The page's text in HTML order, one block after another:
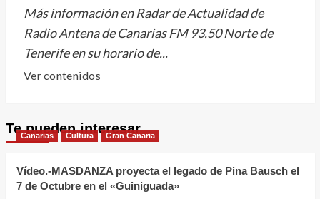
Más información en Radar de Actualidad de
Radio Antena de Canarias FM 93.50 Norte de
Tenerife en su horario de...
Ver contenidosLeer
Llegan
las
guaguas
de
Te pueden interesar
Canarias Cultura Gran Canaria
Vídeo.-MASDANZA proyecta el legado de Pina Bausch el
7 de Octubre en el «Guiniguada»